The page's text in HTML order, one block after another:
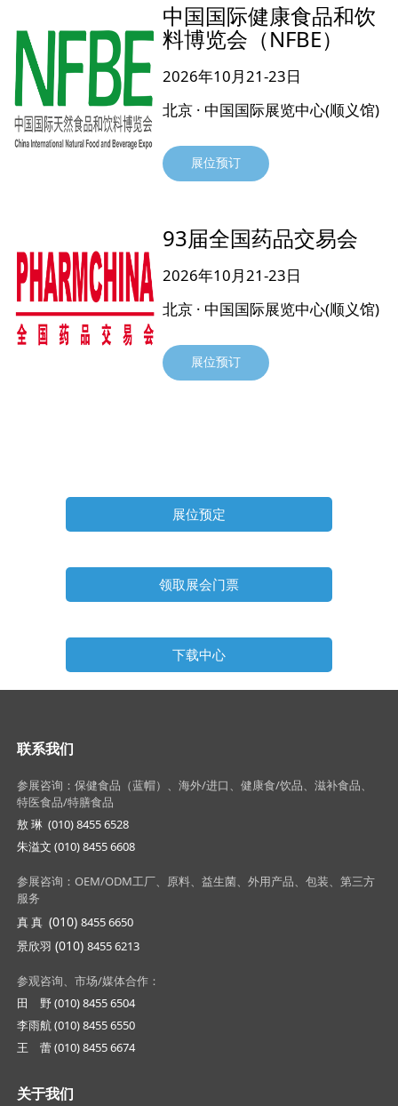
中国国际健康食品和饮
料博览会（NFBE）
2026年10月21-23日
北京 · 中国国际展览中心(顺义馆)
展位预订
93届全国药品交易会
2026年10月21-23日
北京 · 中国国际展览中心(顺义馆)
展位预订
展位预定
领取展会门票
下载中心
联系我们
参展咨询：保健食品（蓝帽）、海外/进口、健康食/饮品、滋补食品、
特医食品/特膳食品
敖 琳 (010) 8455 6528
朱溢文 (010) 8455 6608
参展咨询：OEM/ODM工厂、原料、益生菌、外用产品、包装、第三方
服务
真 真 (010) 8455 6650
景欣羽 (010) 8455 6213
参观咨询、市场/媒体合作：
田 野 (010) 8455 6504
李雨航 (010) 8455 6550
王 蕾 (010) 8455 6674
关于我们